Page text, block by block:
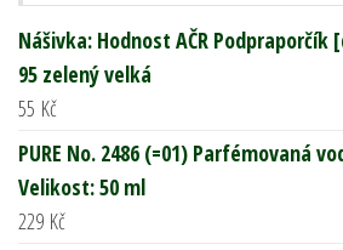
Nášivka: Hodnost AČR Podpraporčík
95 zelený velká
55 Kč
PURE No. 2486 (=01) Parfémovaná
Velikost: 50 ml
229 Kč